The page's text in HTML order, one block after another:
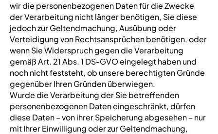
wir die personenbezogenen Daten für die Zwecke
der Verarbeitung nicht länger benötigen, Sie diese
jedoch zur Geltendmachung, Ausübung oder
Verteidigung von Rechtsansprüchen benötigen, oder
wenn Sie Widerspruch gegen die Verarbeitung
gemäß Art. 21 Abs. 1 DS-GVO eingelegt haben und
noch nicht feststeht, ob unsere berechtigten Gründe
gegenüber Ihren Gründen überwiegen.
Wurde die Verarbeitung der Sie betreffenden
personenbezogenen Daten eingeschränkt, dürfen
diese Daten – von ihrer Speicherung abgesehen – nur
mit Ihrer Einwilligung oder zur Geltendmachung,